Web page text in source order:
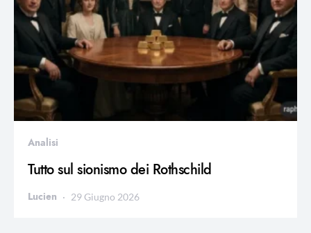
Analisi
Tutto sul sionismo dei Rothschild
Lucien 29 Giugno 2026